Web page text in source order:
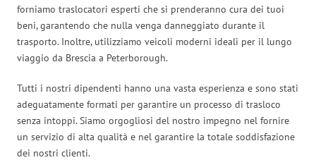
forniamo traslocatori esperti che si prenderanno cura dei tuoi
beni, garantendo che nulla venga danneggiato durante il
trasporto. Inoltre, utilizziamo veicoli moderni ideali per il lungo
viaggio da Brescia a Peterborough.
Tutti i nostri dipendenti hanno una vasta esperienza e sono stati
adeguatamente formati per garantire un processo di trasloco
senza intoppi. Siamo orgogliosi del nostro impegno nel fornire
un servizio di alta qualità e nel garantire la totale soddisfazione
dei nostri clienti.